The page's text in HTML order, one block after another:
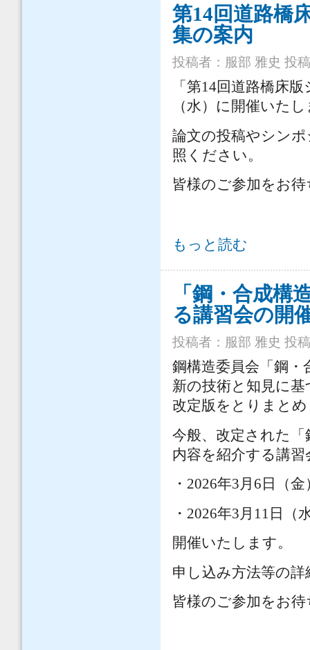
第14回道路橋
集の案内
投稿者： 服部 雅史 投
「第14回道路橋床
（水）に開催いた
論文の投稿やシン
照ください。
皆様のご参加をお
第14回道路橋床版シンポジウムの
もっと読む
「鋼・合成構
る講習会の開
投稿者： 服部 雅史 投
鋼構造委員会「鋼・
新の技術と知見に
改定版をとりまと
今般、改定された
内容を紹介する講習
・2026年3月6日（
・2026年3月11日
開催いたします。
申し込み方法等の
皆様のご参加をお